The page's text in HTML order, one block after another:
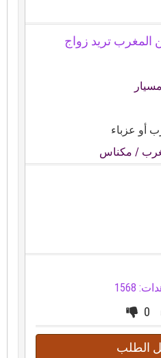
سنة من المغرب تريد زواج
أو عزباء
/ مكناس
1568
0
الطلب